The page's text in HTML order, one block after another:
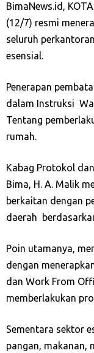
BimaNews.id,
(12/7) resmi
seluruh
esensial.
Penerapan
dalam Instruksi
Tentang
rumah.
Kabag Protokol
Bima, H. A. Malik
berkaitan dengan
daerah
Poin utamanya,
dengan
dan Work From
memberlakukan
Sementara sektor
pangan, makanan,